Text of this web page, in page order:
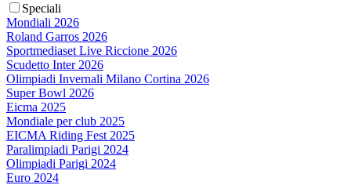
Speciali
Mondiali 2026
Roland Garros 2026
Sportmediaset Live Riccione 2026
Scudetto Inter 2026
Olimpiadi Invernali Milano Cortina 2026
Super Bowl 2026
Eicma 2025
Mondiale per club 2025
EICMA Riding Fest 2025
Paralimpiadi Parigi 2024
Olimpiadi Parigi 2024
Euro 2024